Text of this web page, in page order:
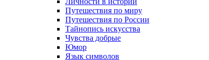
Путешествия по миру
Путешествия по России
Тайнопись искусства
Чувства добрые
Юмор
Язык символов